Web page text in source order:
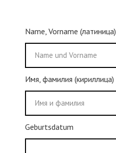
Name, Vorname (латиница)
Имя, фамилия (кириллица)
Geburtsdatum